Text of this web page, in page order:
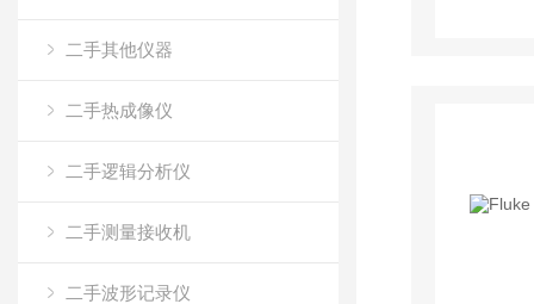
二手其他仪器
二手热成像仪
二手逻辑分析仪
二手测量接收机
二手波形记录仪